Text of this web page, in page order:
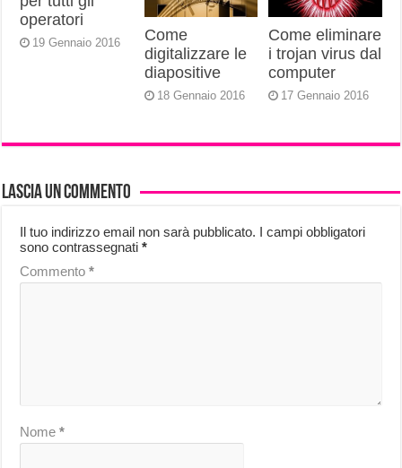
operatori
19 Gennaio 2016
Come
digitalizzare le
diapositive
18 Gennaio 2016
Come eliminare
i trojan virus dal
computer
17 Gennaio 2016
Lascia un commento
Il tuo indirizzo email non sarà pubblicato. I campi obbligatori
sono contrassegnati*
Commento*
Nome*